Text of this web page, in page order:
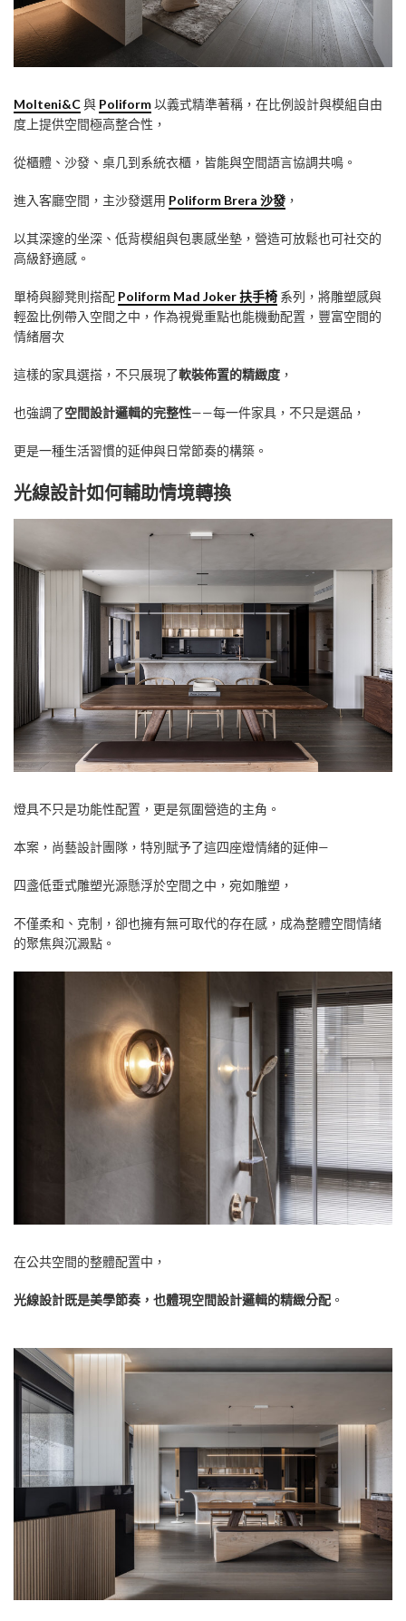
Molteni&C與 Poliform以義式精準著稱，在比例設計與模組自由
度上提供空間極高整合性，
從櫃體、沙發、桌几到系統衣櫃，皆能與空間語言協調共鳴。
進入客廳空間，主沙發選用 Poliform Brera 沙發 ，
以其深邃的坐深、低背模組與包裹感坐墊，營造可放鬆也可社交的
高級舒適感。
單椅與腳凳則搭配 Poliform Mad Joker 扶手椅 系列，將雕塑感與
輕盈比例帶入空間之中，作為視覺重點也能機動配置，豐富空間的
情緒層次
這樣的家具選搭，不只展現了軟裝佈置的精緻度 ，
也強調了空間設計邏輯的完整性——每一件家具，不只是選品，
更是一種生活習慣的延伸與日常節奏的構築。
光線設計如何輔助情境轉換
燈具不只是功能性配置，更是氛圍營造的主角。
本案，尚藝設計團隊，特別賦予了這四座燈情緒的延伸—
四盞低垂式雕塑光源懸浮於空間之中，宛如雕塑，
不僅柔和、克制，卻也擁有無可取代的存在感，成為整體空間情緒
的聚焦與沉澱點。
在公共空間的整體配置中，
光線設計既是美學節奏，也體現空間設計邏輯的精緻分配 。